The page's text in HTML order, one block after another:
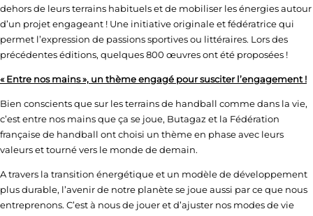
dehors de leurs terrains habituels et de mobiliser les énergies autour
d’un projet engageant ! Une initiative originale et fédératrice qui
permet l’expression de passions sportives ou littéraires. Lors des
précédentes éditions, quelques 800 œuvres ont été proposées !
« Entre nos mains », un thème engagé pour susciter l’engagement !
Bien conscients que sur les terrains de handball comme dans la vie,
c’est entre nos mains que ça se joue, Butagaz et la Fédération
française de handball ont choisi un thème en phase avec leurs
valeurs et tourné vers le monde de demain.
A travers la transition énergétique et un modèle de développement
plus durable, l’avenir de notre planète se joue aussi par ce que nous
entreprenons. C’est à nous de jouer et d’ajuster nos modes de vie